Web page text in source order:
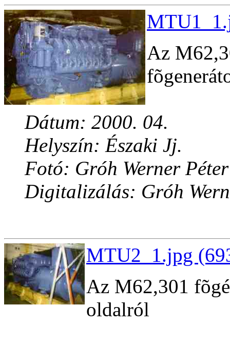
Az
Dátum: 2000. 04.
Helyszín: Északi Jj.
Fotó: Gróh Werner Péter
Digitalizálás: Gróh
MTU2_1.jpg
Az M62,301
oldalról